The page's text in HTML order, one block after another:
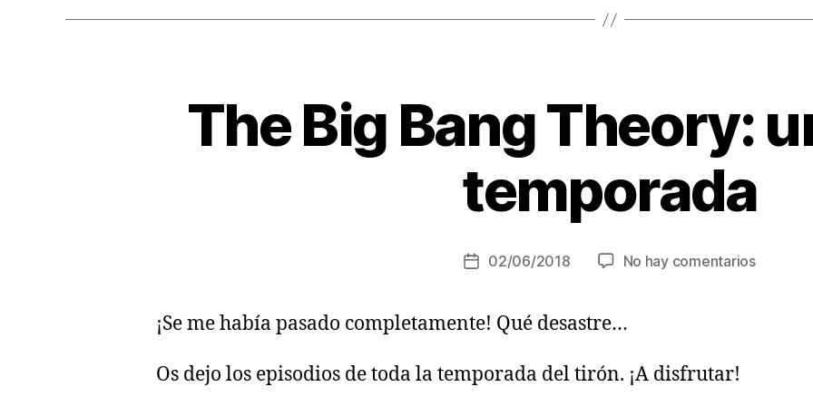
The Big Bang Theory:
temporada
Fecha
entrada
02/06/2018 No hay comentariosen
¡Se me había pasado completamente! Qué desastre…
Os dejo los episodios de toda la temporada del tirón. ¡A disfrutar!